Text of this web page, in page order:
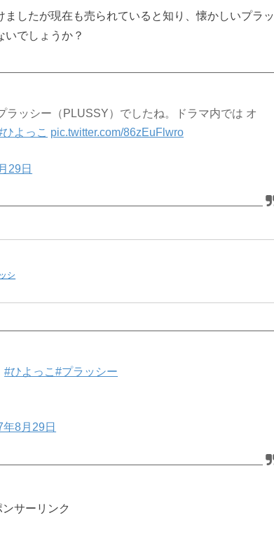
したが現在も売られていると知り、懐かしいプラッ
いでしょうか？
ラッシー（PLUSSY）でしたね。ドラマ内では オ
ひよっこ pic.twitter.com/86zEuFlwro
29日
シ
#ひよっこ#プラッシー
年8月29日
ンサーリンク